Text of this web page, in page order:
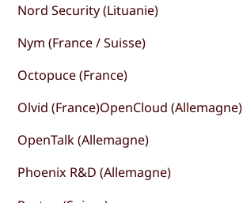
Nord Security (Lituanie)
Nym (France / Suisse)
Octopuce (France)
Olvid (France)OpenCloud (Allemagne)
OpenTalk (Allemagne)
Phoenix R&D (Allemagne)